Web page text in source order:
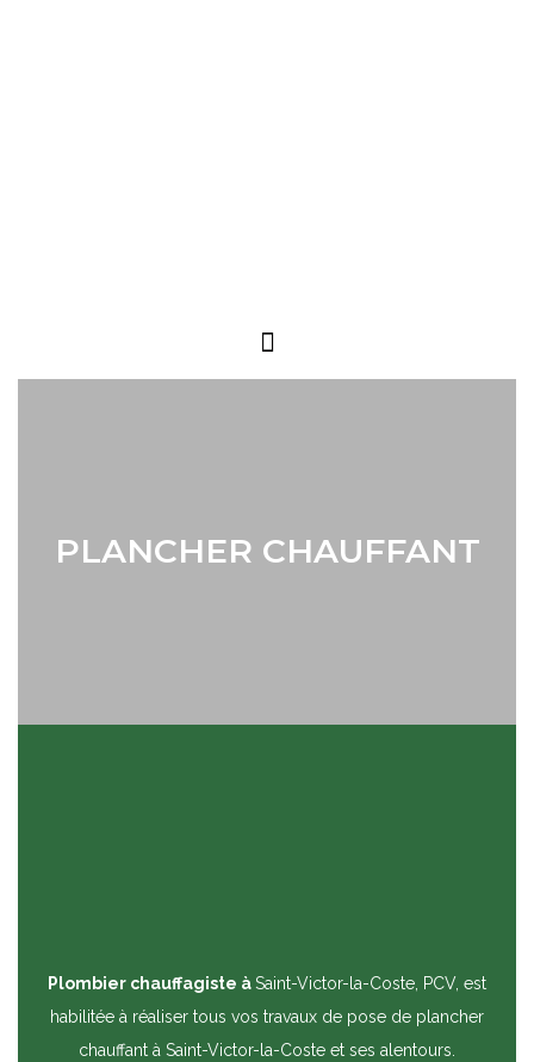
PLANCHER CHAUFFANT
Plombier chauffagiste àSaint-Victor-la-Coste, PCV, est
habilitée à réaliser tous vos travaux de pose de plancher
chauffant à Saint-Victor-la-Coste et ses alentours.